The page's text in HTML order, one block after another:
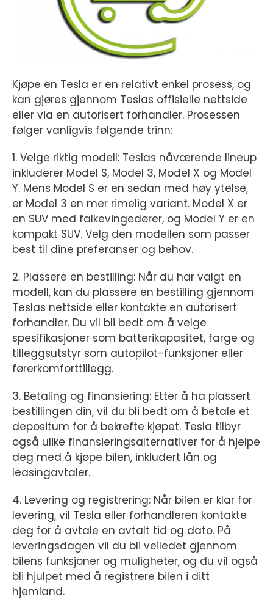
Kjøpe en Tesla er en relativt enkel prosess, og
kan gjøres gjennom Teslas offisielle nettside
eller via en autorisert forhandler. Prosessen
følger vanligvis følgende trinn:
1. Velge riktig modell: Teslas nåværende lineup
inkluderer Model S, Model 3, Model X og Model
Y. Mens Model S er en sedan med høy ytelse,
er Model 3 en mer rimelig variant. Model X er
en SUV med falkevingedører, og Model Y er en
kompakt SUV. Velg den modellen som passer
best til dine preferanser og behov.
2. Plassere en bestilling: Når du har valgt en
modell, kan du plassere en bestilling gjennom
Teslas nettside eller kontakte en autorisert
forhandler. Du vil bli bedt om å velge
spesifikasjoner som batterikapasitet, farge og
tilleggsutstyr som autopilot-funksjoner eller
førerkomforttillegg.
3. Betaling og finansiering: Etter å ha plassert
bestillingen din, vil du bli bedt om å betale et
depositum for å bekrefte kjøpet. Tesla tilbyr
også ulike finansieringsalternativer for å hjelpe
deg med å kjøpe bilen, inkludert lån og
leasingavtaler.
4. Levering og registrering: Når bilen er klar for
levering, vil Tesla eller forhandleren kontakte
deg for å avtale en avtalt tid og dato. På
leveringsdagen vil du bli veiledet gjennom
bilens funksjoner og muligheter, og du vil også
bli hjulpet med å registrere bilen i ditt
hjemland.